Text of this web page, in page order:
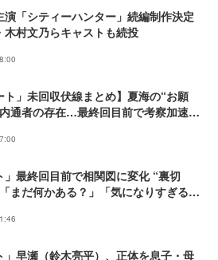
演「シティーハンター」続編制作決定
木村文乃らキャストも続投
ト」未回収伏線まとめ】夏海の“お願
通者の存在…最終回目前で考察加速
」最終回目前で相関図に変化 “裏切
まだ何かある？」「気になりすぎる」
」早瀬（鈴木亮平）、正体を息子・母